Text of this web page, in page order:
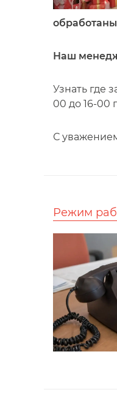
обработаны
Наш
Узнать где
00 до 16-00
С
Режим